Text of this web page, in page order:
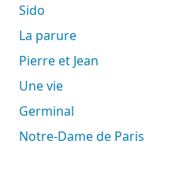
Sido
La parure
Pierre et Jean
Une vie
Germinal
Notre-Dame de Paris